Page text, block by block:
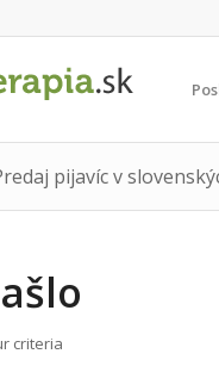
pijavíc v
criteria